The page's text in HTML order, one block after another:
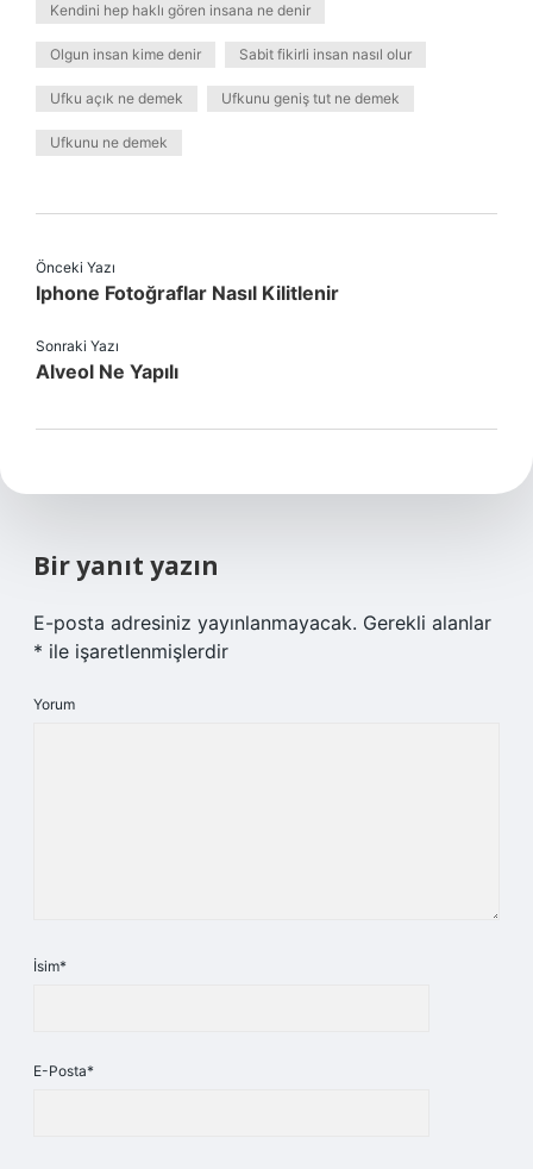
Kendini hep haklı gören insana ne denir
Olgun insan kime denir Sabit fikirli insan nasıl olur
Ufku açık ne demek Ufkunu geniş tut ne demek
Ufkunu ne demek
Önceki Yazı
Iphone Fotoğraflar Nasıl Kilitlenir
Sonraki Yazı
Alveol Ne Yapılı
Bir yanıt yazın
E-posta adresiniz yayınlanmayacak. Gerekli alanlar
* ile işaretlenmişlerdir
Yorum
İsim*
E-Posta*